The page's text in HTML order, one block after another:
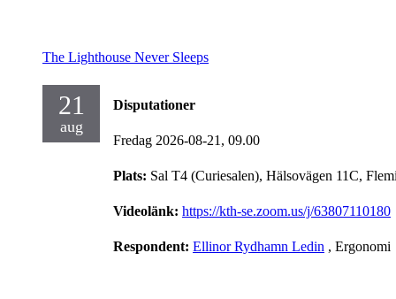
The Lighthouse Never Sleeps
21
aug
Disputationer
Fredag 2026-08-21, 09.00
Plats: Sal T4 (Curiesalen), Hälsovägen 11C,
Videolänk: https://kth-se.zoom.us/j/63807110180
Respondent: Ellinor Rydhamn Ledin , Ergonomi